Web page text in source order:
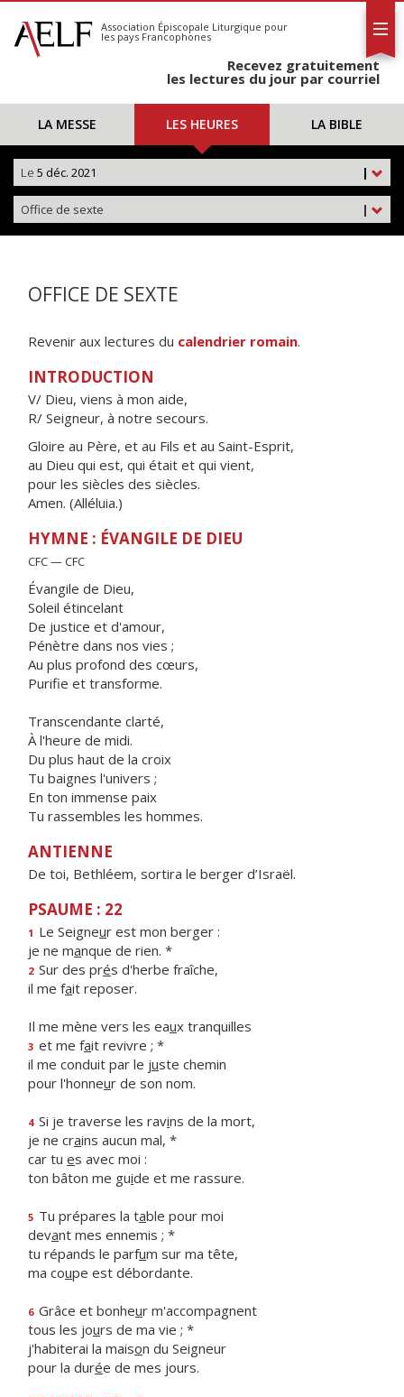
S'abonner
Calendrier
Association Épiscopale Liturgique pour
les pays Francophones
Recevez gratuitement
les lectures du jour par courriel
LA MESSE LES HEURES LA BIBLE
|
Le 5 déc. 2021
|
Office de sexte
OFFICE DE SEXTE
Revenir aux lectures du calendrier romain.
INTRODUCTION
V/ Dieu, viens à mon aide,
R/ Seigneur, à notre secours.
Gloire au Père, et au Fils et au Saint-Esprit,
au Dieu qui est, qui était et qui vient,
pour les siècles des siècles.
Amen. (Alléluia.)
HYMNE : ÉVANGILE DE DIEU
CFC — CFC
Évangile de Dieu,
Soleil étincelant
De justice et d'amour,
Pénètre dans nos vies ;
Au plus profond des cœurs,
Purifie et transforme.
Transcendante clarté,
À l'heure de midi.
Du plus haut de la croix
Tu baignes l'univers ;
En ton immense paix
Tu rassembles les hommes.
ANTIENNE
De toi, Bethléem, sortira le berger d’Israël.
PSAUME : 22
1 Le Seigneur est mon berger :
je ne manque de rien. *
2 Sur des prés d'herbe fraîche,
il me fait reposer.
Il me mène vers les eaux tranquilles
3 et me fait revivre ; *
il me conduit par le juste chemin
pour l'honneur de son nom.
4 Si je traverse les ravins de la mort,
je ne crains aucun mal, *
car tu es avec moi :
ton bâton me guide et me rassure.
5 Tu prépares la table pour moi
devant mes ennemis ; *
tu répands le parfum sur ma tête,
ma coupe est débordante.
6 Grâce et bonheur m'accompagnent
tous les jours de ma vie ; *
j'habiterai la maison du Seigneur
pour la durée de mes jours.